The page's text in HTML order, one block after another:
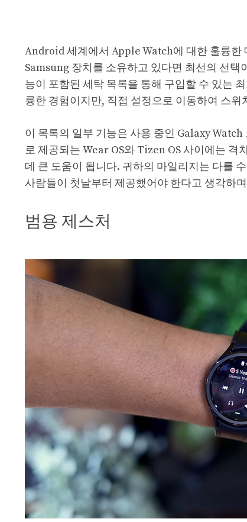
Android 세계에서 Apple Watch에 대한 훌륭한
Samsung 장치를 소유하고 있다면 최선의 선
능이 포함된 세탁 목록을 통해 구입할 수 있는
륭한 경험이지만, 직접 설정으로 이동하여 스
이 목록의 일부 기능은 사용 중인 Galaxy
로 제공되는 Wear OS와 Tizen OS 사이에는
데 큰 도움이 됩니다. 귀하의 마일리지는 다를
사람들이 첫날부터 제공했어야 한다고 생각하
범용 제스처